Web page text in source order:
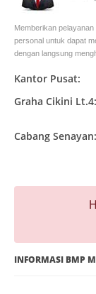
Memberikan
personal untuk dapat
dengan langsung
Kantor Pusat:
Graha Cikini Lt.4:
Cabang Senayan:
INFORMASI BMP